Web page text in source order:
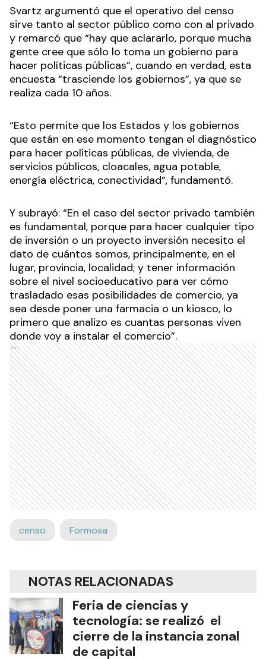
Svartz argumentó que el operativo del censo
sirve tanto al sector público como con al privado
y remarcó que “hay que aclararlo, porque mucha
gente cree que sólo lo toma un gobierno para
hacer políticas públicas”, cuando en verdad, esta
encuesta “trasciende los gobiernos”, ya que se
realiza cada 10 años.
“Esto permite que los Estados y los gobiernos
que están en ese momento tengan el diagnóstico
para hacer políticas públicas, de vivienda, de
servicios públicos, cloacales, agua potable,
energía eléctrica, conectividad”, fundamentó.
Y subrayó: “En el caso del sector privado también
es fundamental, porque para hacer cualquier tipo
de inversión o un proyecto inversión necesito el
dato de cuántos somos, principalmente, en el
lugar, provincia, localidad; y tener información
sobre el nivel socioeducativo para ver cómo
trasladado esas posibilidades de comercio, ya
sea desde poner una farmacia o un kiosco, lo
primero que analizo es cuantas personas viven
donde voy a instalar el comercio”.
Ads
censo Formosa
NOTAS RELACIONADAS
Feria de ciencias y
tecnología: se realizó el
cierre de la instancia zonal
de capital